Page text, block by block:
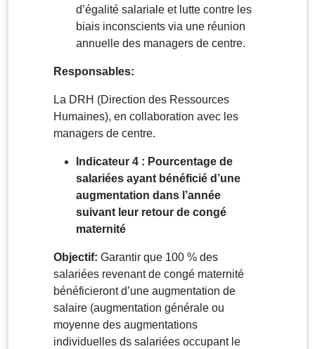
d’égalité salariale et lutte contre les
biais inconscients via une réunion
annuelle des managers de centre.
Responsables:
La DRH (Direction des Ressources
Humaines), en collaboration avec les
managers de centre.
Indicateur 4 : Pourcentage de
salariées ayant bénéficié d’une
augmentation dans l’année
suivant leur retour de congé
maternité
Objectif: Garantir que 100 % des
salariées revenant de congé maternité
bénéficieront d’une augmentation de
salaire (augmentation générale ou
moyenne des augmentations
individuelles ds salariées occupant le